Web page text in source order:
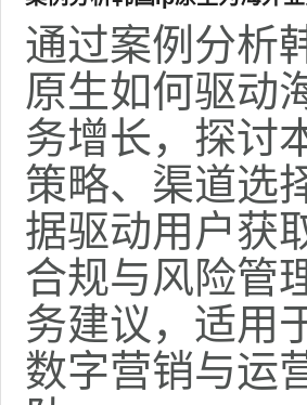
长与风险管理
通过案例分析
原生如何驱动
务增长，探讨
策略、渠道选
据驱动用户获
合规与风险管
务建议，适用
数字营销与运